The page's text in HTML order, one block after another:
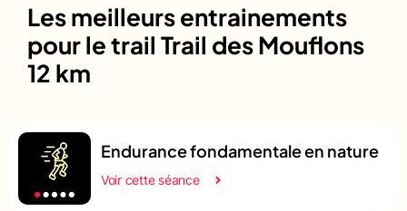
Les meilleurs entrainements
pour le trail Trail des Mouflons
12 km
Endurance fondamentale en nature
Voir cette séance